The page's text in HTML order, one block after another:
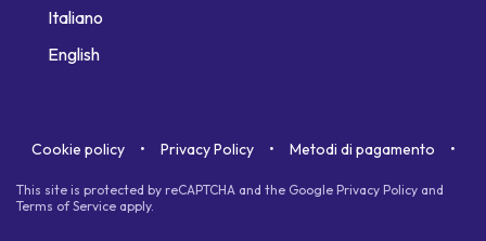
Italiano
English
Cookie policy Privacy Policy Metodi di pagamento
This site is protected by reCAPTCHA and the Google Privacy Policy and
Terms of Service apply.